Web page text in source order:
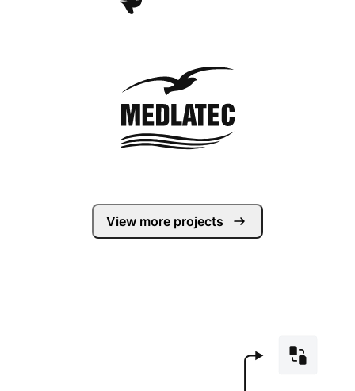
View more projects